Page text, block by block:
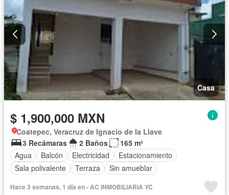
Casa
$ 1,900,000 MXN
Coatepec, Veracruz de Ignacio de la Llave
3 Recámaras
2 Baños
165 m²
Agua
Balcón Electricidad
Estacionamiento
Sala polivalente
Terraza Sin amueblar
Hace 3 semanas, 1 día en - AC INMOBILIARIA YC